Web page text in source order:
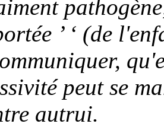
’ ‘ (de
peut se
autrui.